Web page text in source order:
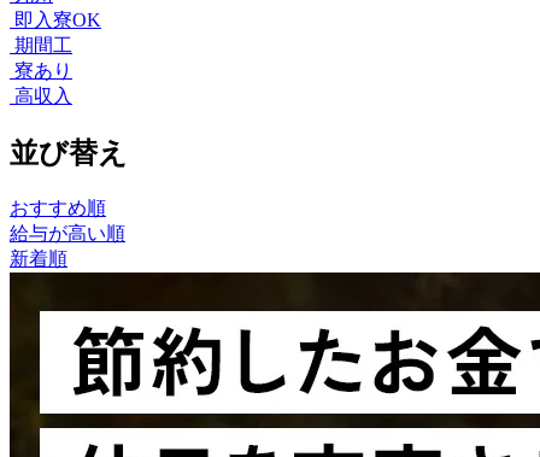
即入寮OK
期間工
寮あり
高収入
並び替え
おすすめ順
給与が高い順
新着順